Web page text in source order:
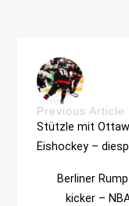
Previous Article
Stützle mit
Eishockey –
Berliner
kicker –